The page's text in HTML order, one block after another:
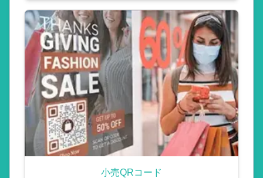
小売QRコード